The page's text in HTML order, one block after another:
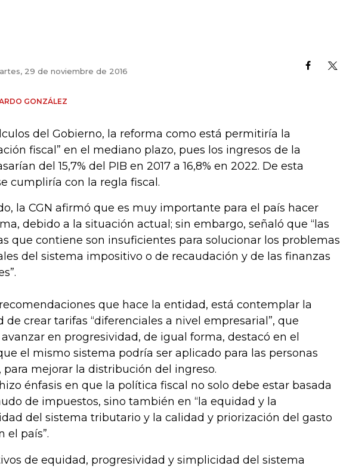
29 de noviembre de 2016
GONZÁLEZ
del Gobierno, la reforma como está permitiría la
fiscal” en el mediano plazo, pues los ingresos de la
del 15,7% del PIB en 2017 a 16,8% en 2022. De esta
cumpliría con la regla fiscal.
la CGN afirmó que es muy importante para el país hacer
debido a la situación actual; sin embargo, señaló que “las
que contiene son insuficientes para solucionar los problemas
del sistema impositivo o de recaudación y de las finanzas
que hace la entidad, está contemplar la
de crear tarifas “diferenciales a nivel empresarial”, que
en progresividad, de igual forma, destacó en el
el mismo sistema podría ser aplicado para las personas
para mejorar la distribución del ingreso.
énfasis en que la política fiscal no solo debe estar basada
de impuestos, sino también en “la equidad y la
del sistema tributario y la calidad y priorización del gasto
el país”.
de equidad, progresividad y simplicidad del sistema